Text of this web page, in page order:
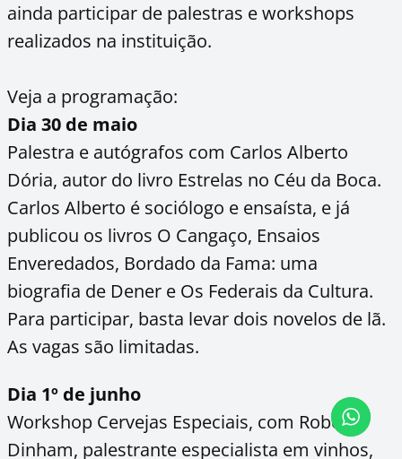
ainda participar de palestras e workshops
realizados na instituição.
Veja a programação:
Dia 30 de maio
Palestra e autógrafos com Carlos Alberto
Dória, autor do livro Estrelas no Céu da Boca.
Carlos Alberto é sociólogo e ensaísta, e já
publicou os livros O Cangaço, Ensaios
Enveredados, Bordado da Fama: uma
biografia de Dener e Os Federais da Cultura.
Para participar, basta levar dois novelos de lã.
As vagas são limitadas.
Dia 1º de junho
Workshop Cervejas Especiais, com Robert
Dinham, palestrante especialista em vinhos,